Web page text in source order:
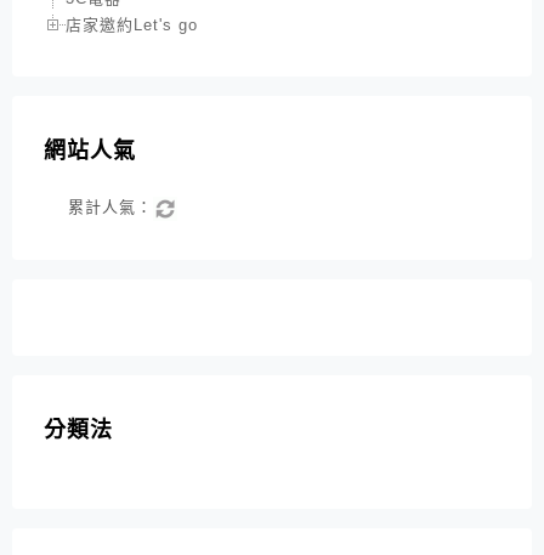
店家邀約Let's go
網站人氣
累計人氣：
分類法